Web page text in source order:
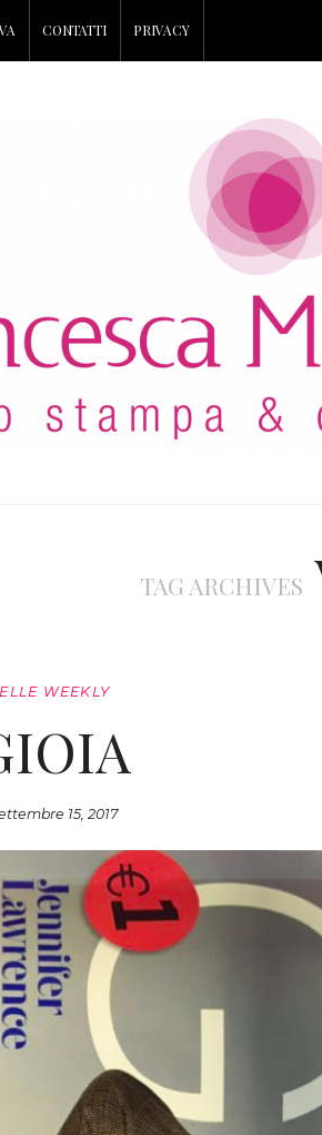
CONTATTI PRIVACY
TAG ARCHIVES
ELLE WEEKLY
15, 2017